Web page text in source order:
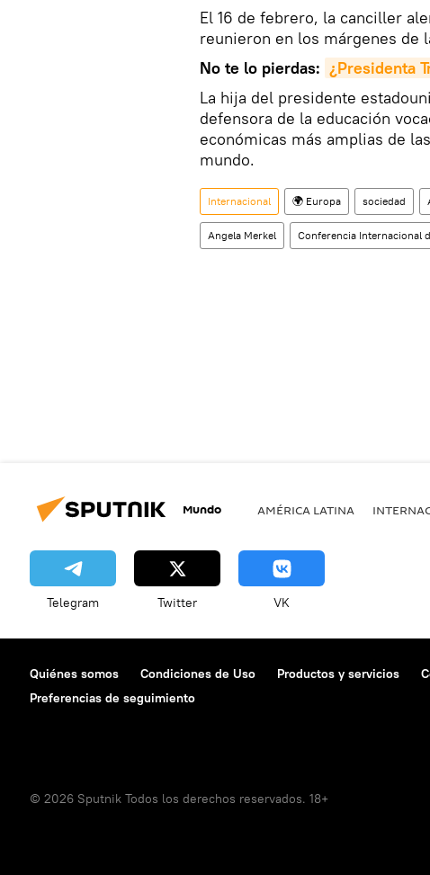
El 16 de febrero, la canciller
reunieron en los márgenes de
No te lo pierdas: ¿Presidenta
La hija del presidente
defensora de la educación
económicas más amplias de
mundo.
Internacional 🌍 Europa sociedad
Angela Merkel Conferencia Internacional
Mundo AMÉRICA LATINA
Telegram Twitter VK
Quiénes somos Condiciones de Uso Productos y servicios
Preferencias de seguimiento
© 2026 Sputnik Todos los derechos reservados. 18+